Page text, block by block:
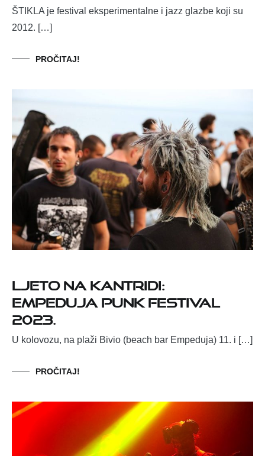
ŠTIKLA je festival eksperimentalne i jazz glazbe koji su
2012. […]
PROČITAJ!
Ljeto na Kantridi:
Empeduja punk festival
2023.
U kolovozu, na plaži Bivio (beach bar Empeduja) 11. i […]
PROČITAJ!